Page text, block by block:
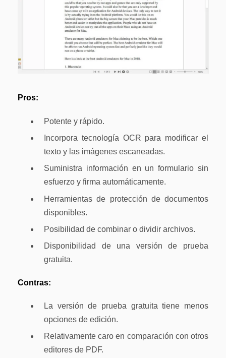
Pros:
Potente y rápido.
Incorpora tecnología OCR para modificar el
texto y las imágenes escaneadas.
Suministra información en un formulario sin
esfuerzo y firma automáticamente.
Herramientas de protección de documentos
disponibles.
Posibilidad de combinar o dividir archivos.
Disponibilidad de una versión de prueba
gratuita.
Contras:
La versión de prueba gratuita tiene menos
opciones de edición.
Relativamente caro en comparación con otros
editores de PDF.